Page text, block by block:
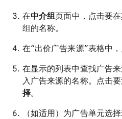
在中介组页面中，点击要
组的名称。
在“出价广告来源”表格中
在显示的列表中查找广告
入广告来源的名称。点击
择。
（如适用）为广告单元选